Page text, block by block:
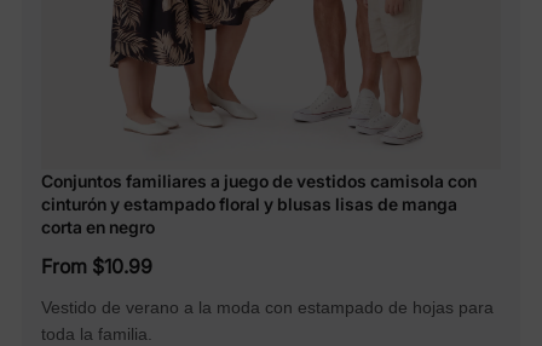
Conjuntos familiares a juego de vestidos camisola con
cinturón y estampado floral y blusas lisas de manga
corta en negro
From $10.99
Vestido de verano a la moda con estampado de hojas para
toda la familia.